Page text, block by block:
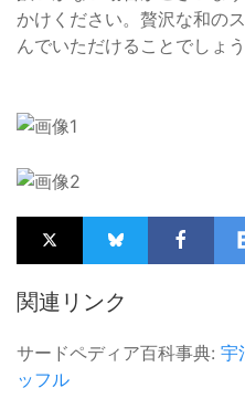
かけください。贅沢な和の
んでいただけることでしょう
関連リンク
サードペディア百科事典: 宇
ッフル